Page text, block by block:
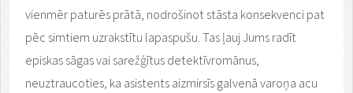
vienmēr paturēs prātā, nodrošinot stāsta konsekvenci pat
pēc simtiem uzrakstītu lapaspušu. Tas ļauj Jums radīt
episkas sāgas vai sarežģītus detektīvromānus,
neuztraucoties, ka asistents aizmirsīs galvenā varoņa acu